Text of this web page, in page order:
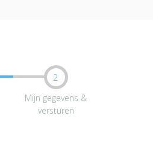
2
Mijn gegevens &
versturen